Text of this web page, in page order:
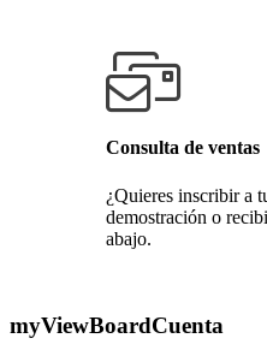
Consulta de ventas
¿Quieres inscribir a
demostración o
abajo.
myViewBoardCuenta